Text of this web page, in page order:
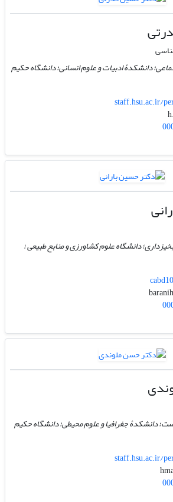
دانشکدۀ ادبیات و علوم انسانی؛ دانشگاه حکیم
staff.hsu.ac.ir/
دانشگاه علوم کشاورزی و منابع طبیعی ؛
دانشکدۀ جغرافیا و علوم محیطی؛ دانشگاه حکیم
staff.hsu.ac.ir/